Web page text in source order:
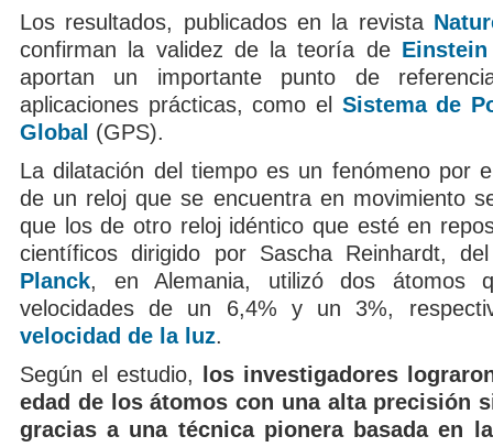
Los resultados, publicados en la revista
confirman la validez de la teoría de Einstein
aportan un importante punto de
aplicaciones prácticas, como el Sistema de
Global (GPS).
La dilatación del tiempo es un fenómeno por
de un reloj que se encuentra en movimiento
que los de otro reloj idéntico que esté en
científicos dirigido por Sascha Reinhardt,
Planck, en Alemania, utilizó dos átomos
velocidades de un 6,4% y un 3%,
velocidad de la luz.
Según el estudio,
los investigadores
edad de los átomos con una alta precisión
gracias a una técnica pionera basada en